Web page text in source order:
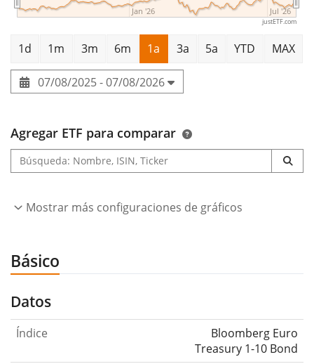
Jan '26 Jul '26
justETF.com
1d 1m 3m 6m 1a 3a 5a YTD MAX
07/08/2025 - 07/08/2026
Agregar ETF para comparar
Mostrar más configuraciones de gráficos
Básico
Datos
Índice
Bloomberg Euro
Treasury 1-10 Bond